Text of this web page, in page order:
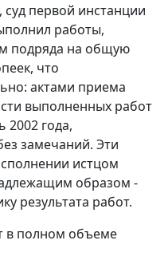
первой инстанции
работы,
подряда на общую
что
актами приема
выполненных работ
2002 года,
замечаний. Эти
истцом
образом -
результата работ.
в полном объеме